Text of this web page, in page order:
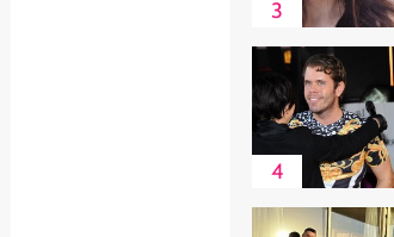
3
4